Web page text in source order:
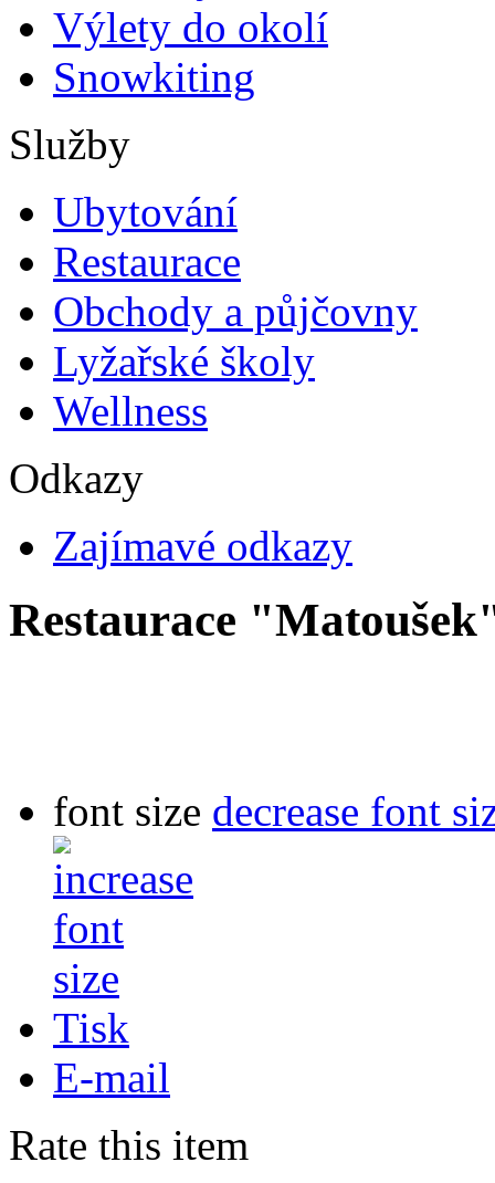
Výlety do okolí
Snowkiting
Služby
Ubytování
Restaurace
Obchody a půjčovny
Lyžařské školy
Wellness
Odkazy
Zajímavé odkazy
Restaurace
font size decrease font
Tisk
E-mail
Rate this item